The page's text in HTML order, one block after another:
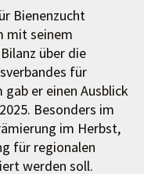
Bienenzucht
mit seinem
über die
für
er einen Ausblick
Besonders im
im Herbst,
für regionalen
werden soll.